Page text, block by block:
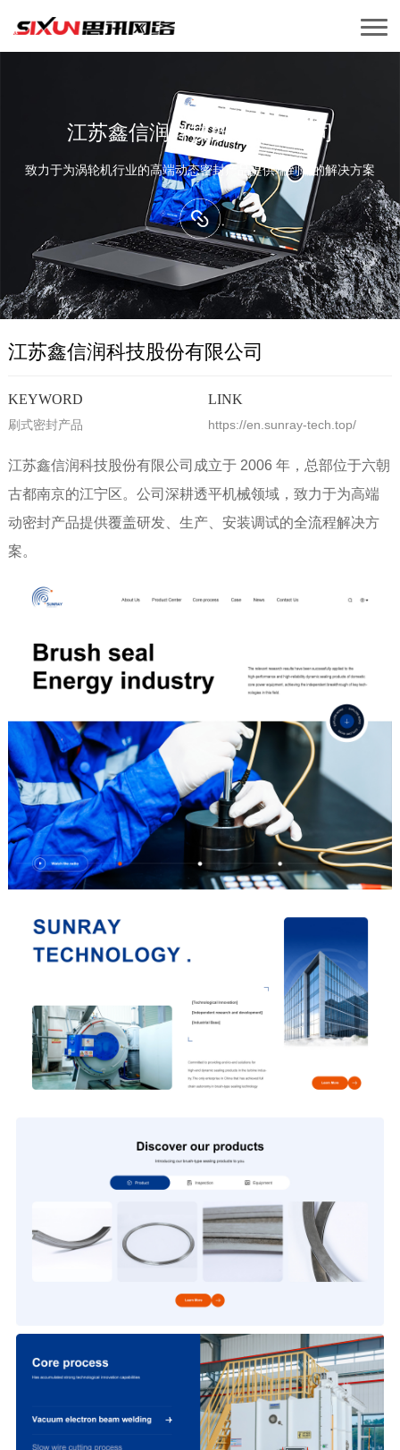
江苏鑫信润科技股份有限公司
致力于为涡轮机行业的高端动态密封产品提供端到端的解决方案
江苏鑫信润科技股份有限公司
KEYWORD
刷式密封产品
LINK
https://en.sunray-tech.top/
江苏鑫信润科技股份有限公司成立于 2006 年，总部位于六朝
古都南京的江宁区。公司深耕透平机械领域，致力于为高端
动密封产品提供覆盖研发、生产、安装调试的全流程解决方
案。